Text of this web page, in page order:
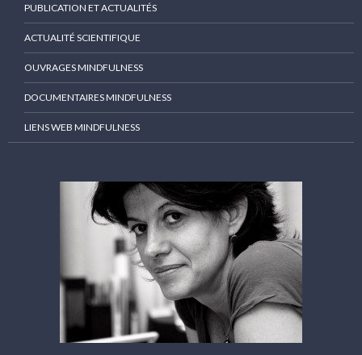
PUBLICATION ET ACTUALITÉS
ACTUALITÉ SCIENTIFIQUE
OUVRAGES MINDFULNESS
DOCUMENTAIRES MINDFULNESS
LIENS WEB MINDFULNESS